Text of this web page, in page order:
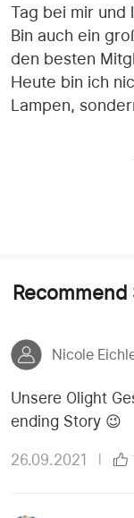
Tag bei mir und
Bin auch ein
den besten
Heute bin ich
Lampen,
Recommend
Nicole
Unsere Olight
ending Story 😉
26.09.2021 |